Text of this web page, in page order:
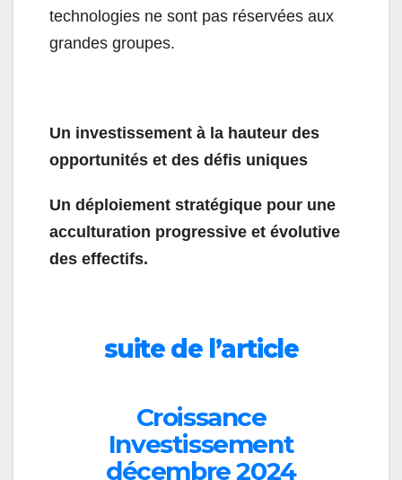
technologies ne sont pas réservées aux
grandes groupes.
Un investissement à la hauteur des
opportunités et des défis uniques
Un déploiement stratégique pour une
acculturation progressive et évolutive
des effectifs.
suite de l’article
Croissance
Investissement
décembre 2024